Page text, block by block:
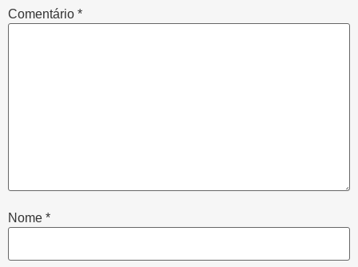
Comentário *
Nome *